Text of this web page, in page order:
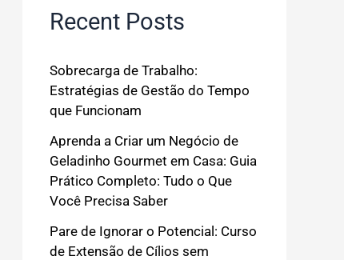
Recent Posts
Sobrecarga de Trabalho:
Estratégias de Gestão do Tempo
que Funcionam
Aprenda a Criar um Negócio de
Geladinho Gourmet em Casa: Guia
Prático Completo: Tudo o Que
Você Precisa Saber
Pare de Ignorar o Potencial: Curso
de Extensão de Cílios sem